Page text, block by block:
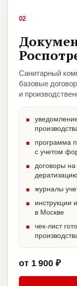
02
Санитарный
базовые
и
программа
с учетом
договоры
журналы
инструкции
в Москве
чек-лист
от 1 900 ₽